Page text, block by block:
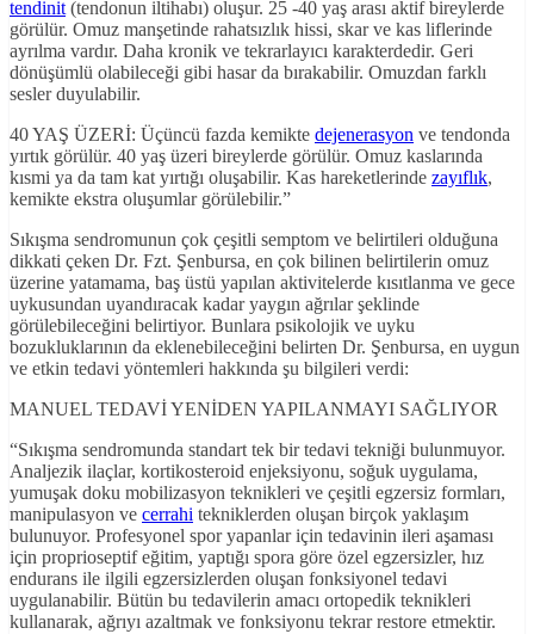
tendinit (tendonun iltihabı) oluşur. 25 -40 yaş arası aktif bireylerde
görülür. Omuz manşetinde rahatsızlık hissi, skar ve kas liflerinde
ayrılma vardır. Daha kronik ve tekrarlayıcı karakterdedir. Geri
dönüşümlü olabileceği gibi hasar da bırakabilir. Omuzdan farklı
sesler duyulabilir.
40 YAŞ ÜZERİ: Üçüncü fazda kemikte dejenerasyon ve tendonda
yırtık görülür. 40 yaş üzeri bireylerde görülür. Omuz kaslarında
kısmi ya da tam kat yırtığı oluşabilir. Kas hareketlerinde zayıflık,
kemikte ekstra oluşumlar görülebilir.”
Sıkışma sendromunun çok çeşitli semptom ve belirtileri olduğuna
dikkati çeken Dr. Fzt. Şenbursa, en çok bilinen belirtilerin omuz
üzerine yatamama, baş üstü yapılan aktivitelerde kısıtlanma ve gece
uykusundan uyandıracak kadar yaygın ağrılar şeklinde
görülebileceğini belirtiyor. Bunlara psikolojik ve uyku
bozukluklarının da eklenebileceğini belirten Dr. Şenbursa, en uygun
ve etkin tedavi yöntemleri hakkında şu bilgileri verdi:
MANUEL TEDAVİ YENİDEN YAPILANMAYI SAĞLIYOR
“Sıkışma sendromunda standart tek bir tedavi tekniği bulunmuyor.
Analjezik ilaçlar, kortikosteroid enjeksiyonu, soğuk uygulama,
yumuşak doku mobilizasyon teknikleri ve çeşitli egzersiz formları,
manipulasyon ve cerrahi tekniklerden oluşan birçok yaklaşım
bulunuyor. Profesyonel spor yapanlar için tedavinin ileri aşaması
için proprioseptif eğitim, yaptığı spora göre özel egzersizler, hız
endurans ile ilgili egzersizlerden oluşan fonksiyonel tedavi
uygulanabilir. Bütün bu tedavilerin amacı ortopedik teknikleri
kullanarak, ağrıyı azaltmak ve fonksiyonu tekrar restore etmektir.